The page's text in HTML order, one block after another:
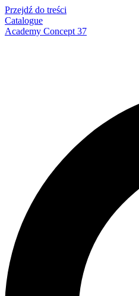
Przejdź do treści
Catalogue
Academy Concept 37